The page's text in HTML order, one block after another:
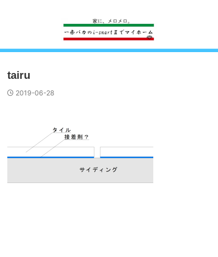
tairu
2019-06-28